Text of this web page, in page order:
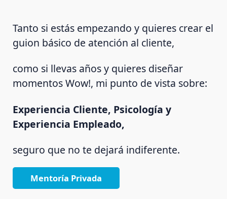
Tanto si estás empezando y quieres crear el
guion básico de atención al cliente,
como si llevas años y quieres diseñar
momentos Wow!, mi punto de vista sobre:
Experiencia Cliente, Psicología y
Experiencia Empleado,
seguro que no te dejará indiferente.
Mentoría Privada